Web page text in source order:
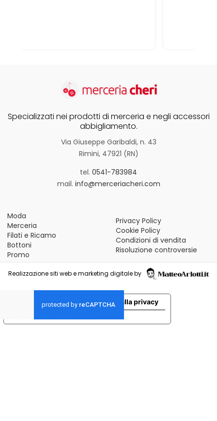
Specializzati nei prodotti di merceria e negli accessori
abbigliamento.
Via Giuseppe Garibaldi, n. 43
Rimini, 47921 (RN)
tel. 0541-783984
mail. info@merceriacheri.com
Moda
Merceria
Filati e Ricamo
Bottoni
Promo
Privacy Policy
Cookie Policy
Condizioni di vendita
Risoluzione controversie
Realizzazione siti web e marketing digitale by
Le tue preferenze relative alla privacy